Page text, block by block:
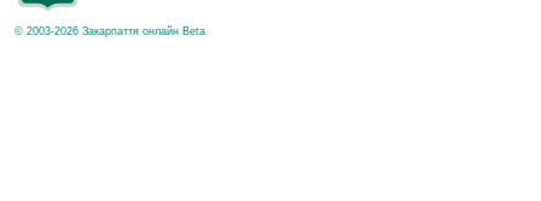
© 2003-2026 Закарпаття онлайн Beta